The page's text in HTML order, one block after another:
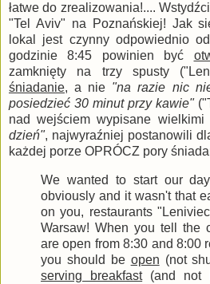
łatwe do zrealizowania!....
"Tel Aviv" na Poznańskiej! Jak
lokal jest czynny odpowiednio
godzinie 8:45 powinien być
zamknięty na trzy spusty
śniadanie, a nie "na razie nic
posiedzieć 30 minut przy kawie"
nad wejściem wypisane wielkimi
dzień", najwyraźniej postanowili
każdej porze OPRÓCZ pory
We wanted to start our
obviously and it wasn't that
on you, restaurants
Warsaw! When you tell the
are open from 8:30 and 8:00
you should be open (not
serving breakfast(and not